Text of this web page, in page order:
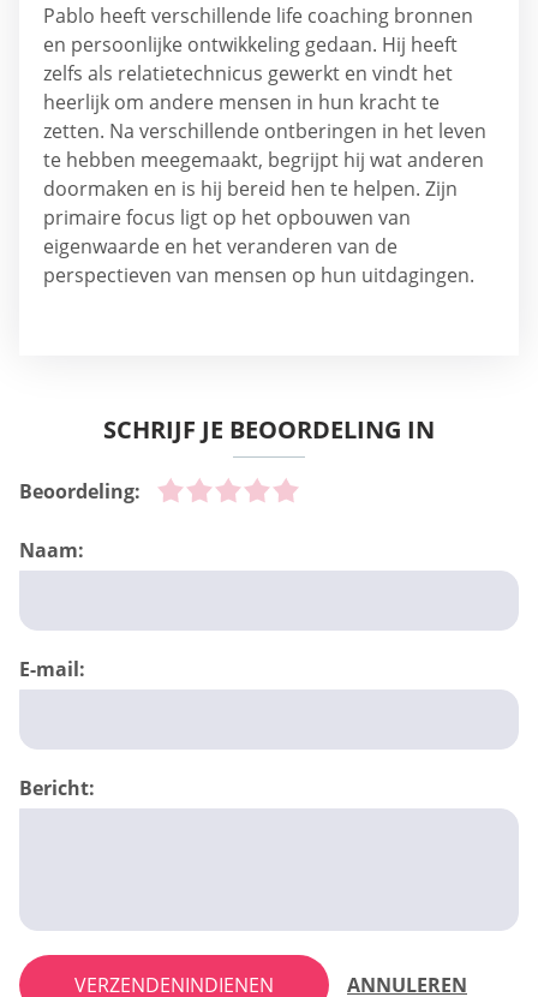
Pablo heeft verschillende life coaching bronnen
en persoonlijke ontwikkeling gedaan. Hij heeft
zelfs als relatietechnicus gewerkt en vindt het
heerlijk om andere mensen in hun kracht te
zetten. Na verschillende ontberingen in het leven
te hebben meegemaakt, begrijpt hij wat anderen
doormaken en is hij bereid hen te helpen. Zijn
primaire focus ligt op het opbouwen van
eigenwaarde en het veranderen van de
perspectieven van mensen op hun uitdagingen.
SCHRIJF JE BEOORDELING IN
Beoordeling:
Naam:
E-mail:
Bericht:
VERZENDENINDIENEN ANNULEREN